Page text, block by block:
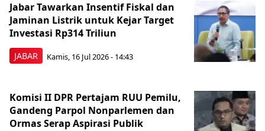
JABAR
Jabar Tawarkan Insentif Fiskal dan
Jaminan Listrik untuk Kejar Target
Investasi Rp314 Triliun
Kamis, 16 Jul 2026 - 14:43
Komisi II DPR Pertajam RUU Pemilu,
Gandeng Parpol Nonparlemen dan
Ormas Serap Aspirasi Publik